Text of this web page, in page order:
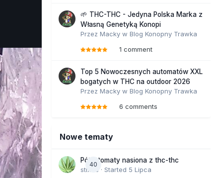
🌱 THC-THC - Jedyna Polska Marka z
Własną Genetyką Konopi
Przez Macky w Blog Konopny Trawka
1 comment
Top 5 Nowoczesnych automatów XXL
bogatych w THC na outdoor 2026
Przez Macky w Blog Konopny Trawka
6 comments
Nowe tematy
40
Półautomaty nasiona z thc-thc
stix33 · Started 5 Lipca